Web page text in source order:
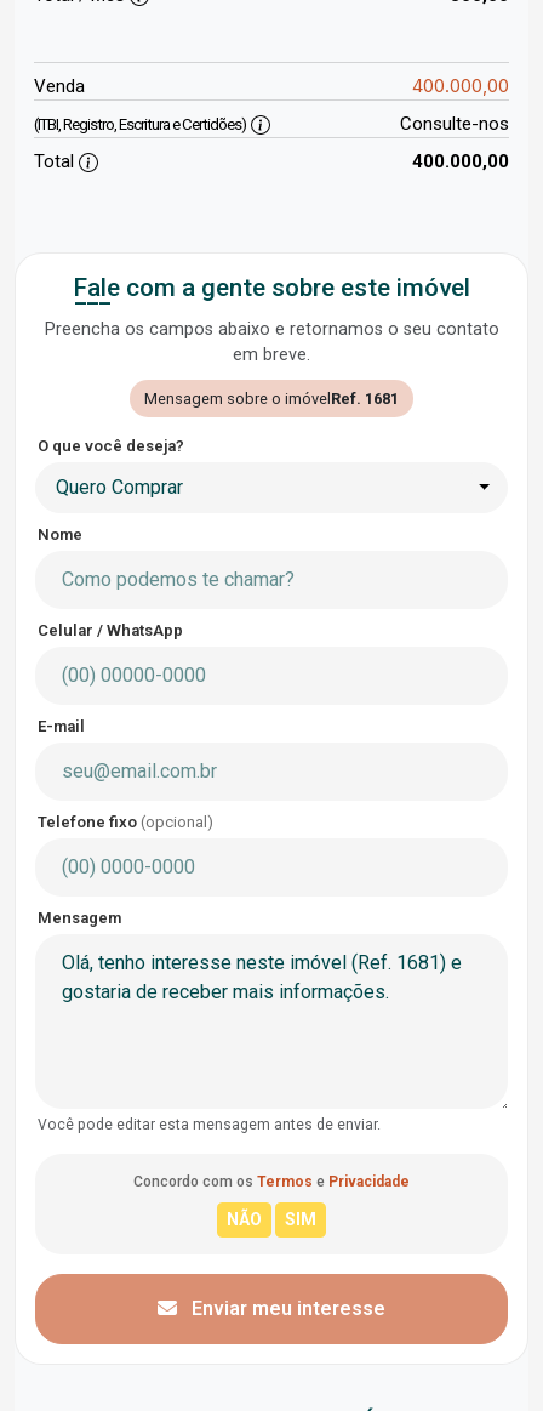
Venda 400.000,00
(ITBI, Registro, Escritura e Certidões)
Consulte-nos
Total
400.000,00
Fale com a gente sobre este imóvel
Preencha os campos abaixo e retornamos o seu contato
em breve.
Mensagem sobre o imóvel Ref. 1681
O que você deseja?
Quero Comprar
Nome
Celular / WhatsApp
E-mail
Telefone fixo (opcional)
Mensagem
Você pode editar esta mensagem antes de enviar.
Concordo com os Termos e Privacidade
Enviar meu interesse